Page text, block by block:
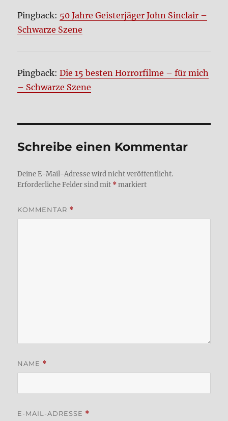
Pingback: 50 Jahre Geisterjäger John Sinclair –
Schwarze Szene
Pingback:Die 15 besten Horrorfilme – für mich
– Schwarze Szene
Schreibe einen Kommentar
Deine E-Mail-Adresse wird nicht veröffentlicht.
Erforderliche Felder sind mit *markiert
KOMMENTAR *
NAME *
E-MAIL-ADRESSE *